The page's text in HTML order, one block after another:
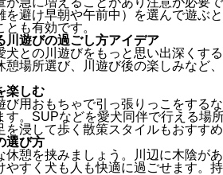
を避け早朝や午前中）を選んで遊ぶ
も有効です。
川遊びの過ごし方アイデア
犬との川遊びをもっと思い出深くす
憩場所選び、川遊び後の楽しみなど
楽しむ
び用おもちゃで引っ張りっこをする
す。SUPなどを愛犬同伴で行える場
を浸して歩く散策スタイルもおすす
選び方
休憩を挟みましょう。川辺に木陰が
やすく犬も人も快適に過ごせます。